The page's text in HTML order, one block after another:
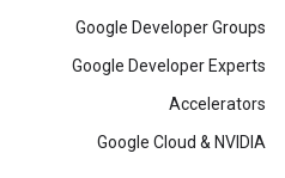
Google Developer Groups
Google Developer Experts
Accelerators
Google Cloud & NVIDIA